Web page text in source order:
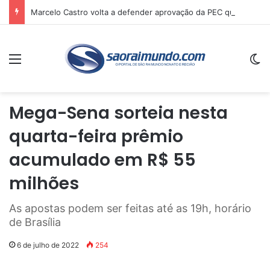
Menu
Mega-Sena sorteia nesta
quarta-feira prêmio
acumulado em R$ 55
milhões
As apostas podem ser feitas até as 19h, horário
de Brasília
6 de julho de 2022 254